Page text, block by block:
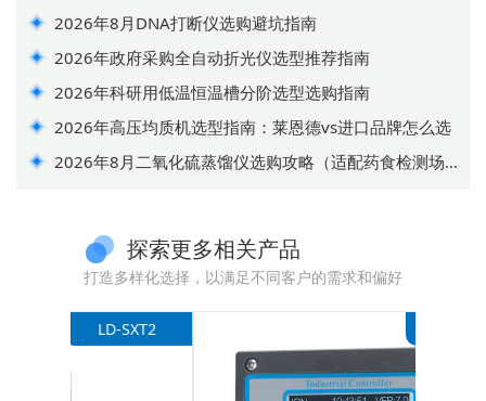
2026年8月DNA打断仪选购避坑指南
2026年政府采购全自动折光仪选型推荐指南
2026年科研用低温恒温槽分阶选型选购指南
2026年高压均质机选型指南：莱恩德vs进口品牌怎么选
2026年8月二氧化硫蒸馏仪选购攻略（适配药食检测场
探索更多相关产品
打造多样化选择，以满足不同客户的需求和偏好